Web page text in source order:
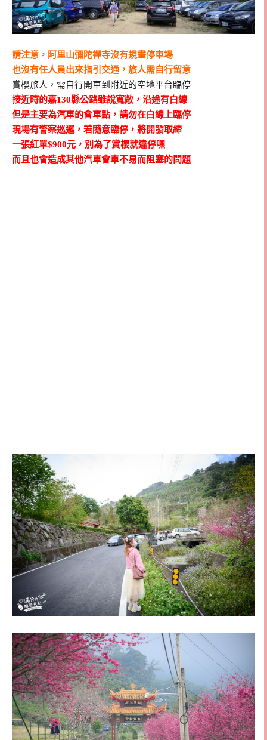
請注意，阿里山彌陀襌寺沒有規畫停車場
也沒有任人員出來指引交通，旅人需自行留意
賞櫻旅人，需自行開車到附近的空地平台臨停
接近時的嘉130縣公路雖說寬敞，沿途有白線
但是主要為汽車的會車點，請勿在白線上臨停
現場有警察巡邏，若隨意臨停，將開發取締
一張紅單$900元，別為了賞櫻就違停嘿
而且也會造成其他汽車會車不易而阻塞的問題